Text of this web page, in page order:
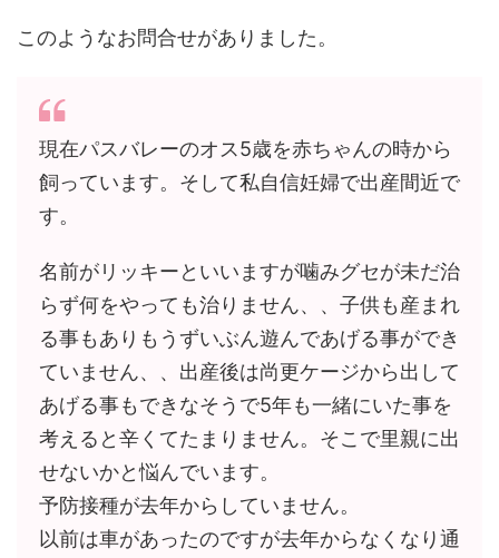
このようなお問合せがありました。
現在パスバレーのオス5歳を赤ちゃんの時から
飼っています。そして私自信妊婦で出産間近で
す。
名前がリッキーといいますが噛みグセが未だ治
らず何をやっても治りません、、子供も産まれ
る事もありもうずいぶん遊んであげる事ができ
ていません、、出産後は尚更ケージから出して
あげる事もできなそうで5年も一緒にいた事を
考えると辛くてたまりません。そこで里親に出
せないかと悩んでいます。
予防接種が去年からしていません。
以前は車があったのですが去年からなくなり通